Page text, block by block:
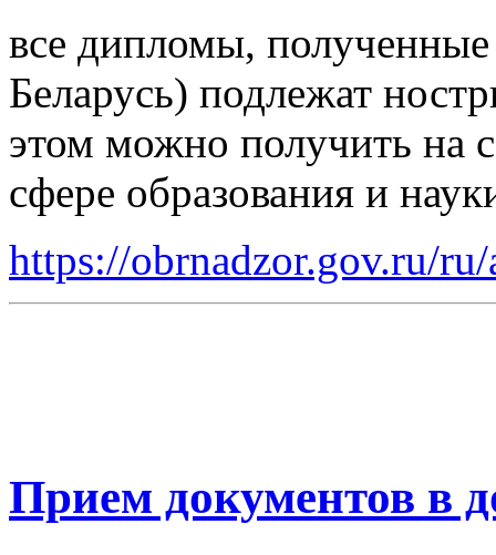
все дипломы,
Беларусь) подлежат
этом можно получить на
сфере образования и
https://obrnadzor.gov.ru/
Прием документов в